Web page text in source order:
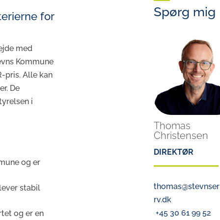
for
med
Kommune
pris. Alle kan
De
i
og er
stabil
og er en
Spørg mig
Thomas
Christensen
DIREKTØR
rv.dk
+45 30 61 99 52